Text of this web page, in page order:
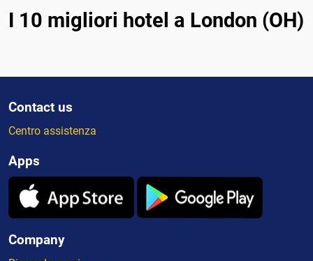
I 10 migliori hotel a London (OH)
Contact us
Centro assistenza
Apps
Company